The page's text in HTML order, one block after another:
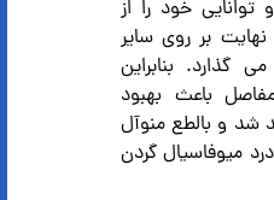
خود را از
بر روی سایر
گذارد. بنابراین
باعث بهبود
و بالطع منوآل
میوفاسیال گردن